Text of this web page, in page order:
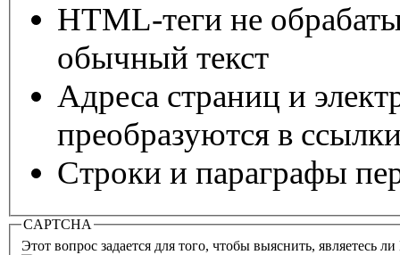
HTML-теги не
обычный текст
Адреса страниц и
преобразуются в
Строки и параграфы
CAPTCHA
Этот вопрос задается для того, чтобы выяснить, являетесь